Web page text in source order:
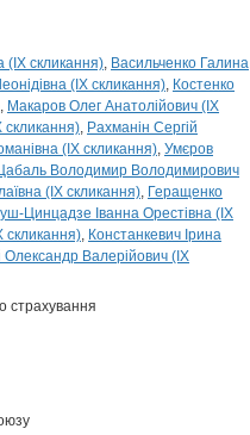
(IX скликання) Васильченко Галина
(IX скликання) Костенко
Макаров Олег Анатолійович (IX
скликання) Рахманін Сергій
(IX скликання) Умєров
Володимир Володимирович
(IX скликання) Геращенко
Цинцадзе Іванна Орестівна (IX
скликання) Констанкевич Ірина
Олександр Валерійович (IX
страхування